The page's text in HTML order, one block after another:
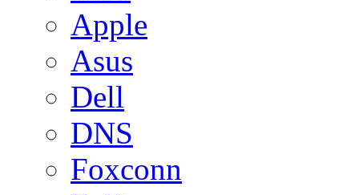
Apple
Asus
Dell
DNS
Foxconn